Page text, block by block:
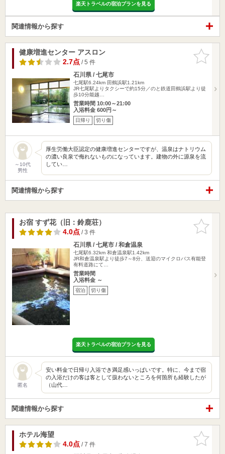
楽天トラベルの宿泊プランを見る
関連情報から探す
お気に入
りに追加
健康増進センター アスロン
2.7点/ 5 件
石川県 / 七尾市
七尾駅6.24km 田鶴浜駅1.21km
JR七尾駅よりタクシーで約15分／のと鉄道田鶴浜駅より徒
歩10分能越…
営業時間 10:00～21:00
入浴料金 600円～
日帰り 切り傷
～10代
男性
厚生労働大臣認定の健康増進センターですが、温泉はナトリウム
の濃い良泉で侮れないものになっています。建物の外に源泉を流
してい…
関連情報から探す
お気に入
りに追加
お宿 すず花（旧：鈴鹿荘）
4.0点/ 3 件
石川県 / 七尾市 / 和倉温泉
七尾駅6.32km 和倉温泉駅1.42km
JR和倉温泉駅より徒歩7～8分、送迎のマイクロバス有能登
有料道路にて…
営業時間
入浴料金 ～
宿泊 切り傷
楽天トラベルの宿泊プランを見る
匿名
安い料金で日帰り入浴でき満足感いっぱいです。特に、今まで宿
の入浴だけの客は客として扱わないところを何箇所も経験したが
（山代…
関連情報から探す
お気に入
りに追加
ホテル海望
4.0点/ 7 件